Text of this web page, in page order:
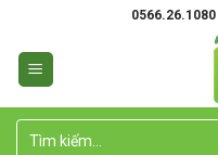
content
Tìm